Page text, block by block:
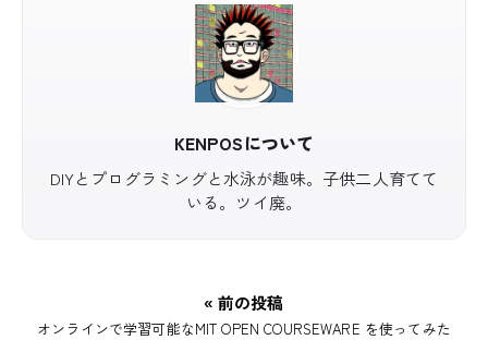
KENPOSについて
DIYとプログラミングと水泳が趣味。子供二人育てて
いる。ツイ廃。
« 前の投稿
オンラインで学習可能なMIT OPEN COURSEWARE を使ってみた